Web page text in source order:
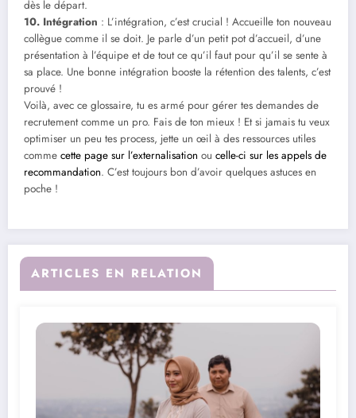
dès le départ.
10. Intégration : L’intégration, c’est crucial ! Accueille ton nouveau
collègue comme il se doit. Je parle d’un petit pot d’accueil, d’une
présentation à l’équipe et de tout ce qu’il faut pour qu’il se sente à
sa place. Une bonne intégration booste la rétention des talents, c’est
prouvé !
Voilà, avec ce glossaire, tu es armé pour gérer tes demandes de
recrutement comme un pro. Fais de ton mieux ! Et si jamais tu veux
optimiser un peu tes process, jette un œil à des ressources utiles
comme cette page sur l’externalisation ou celle-ci sur les appels de
recommandation. C’est toujours bon d’avoir quelques astuces en
poche !
ARTICLES EN RELATION